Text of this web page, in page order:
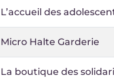
L’accueil des
Micro Halte Garderie
La boutique des